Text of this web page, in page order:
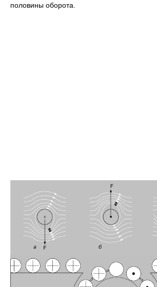
половины оборота.